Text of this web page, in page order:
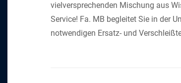
vielversprechenden Mischung aus
Service! Fa. MB begleitet Sie in der
notwendigen Ersatz- und